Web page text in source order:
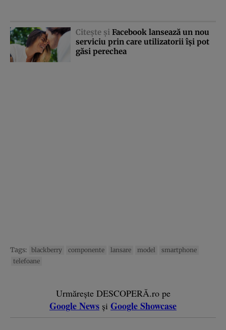
Citeşte şi Facebook lansează un nou
serviciu prin care utilizatorii îşi pot
găsi perechea
Tags: blackberry componente lansare model
smartphone
telefoane
Urmărește DESCOPERĂ.ro pe
Google News și Google Showcase